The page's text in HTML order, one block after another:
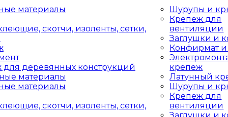
материалы
скотчи, изоленты, сетки,
деревянных конструкций
материалы
материалы
скотчи, изоленты, сетки,
Шурупы и
Крепеж для
вентиляции
Заглушки и
Конфирмат и
крепеж
Латунный
Шурупы и
Крепеж для
вентиляции
Заглушки и